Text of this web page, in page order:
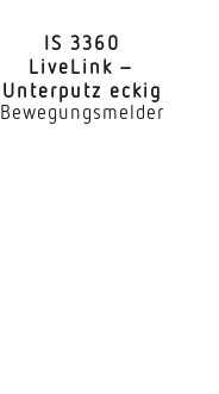
IS 3360
LiveLink –
Unterputz eckig
Bewegungsmelder